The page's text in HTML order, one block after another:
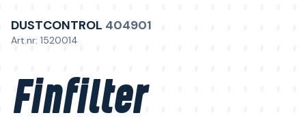
DUSTCONTROL 404901
Art.nr: 1520014
Finfilter